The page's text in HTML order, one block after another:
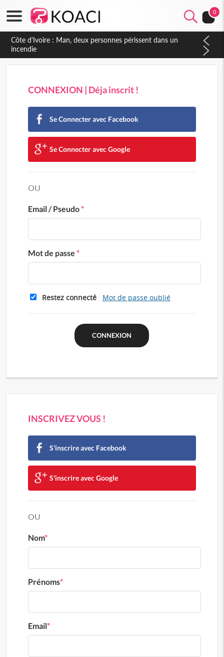
0
CONNEXION | Déja inscrit !
Se Connecter avec Facebook
Se Connecter avec Google
OU
Email / Pseudo*
Mot de passe *
Restez connecté Mot de passe oublié
INSCRIVEZ VOUS !
S'inscrire avec Facebook
S'inscrire avec Google
OU
Nom*
Prénoms*
Email*